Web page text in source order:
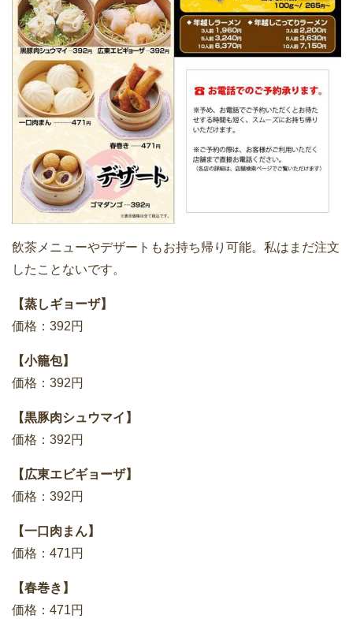
飲茶メニューやデザートもお持ち帰り可能。私はまだ注文
したことないです。
【蒸しギョーザ】
価格：392円
【小籠包】
価格：392円
【黒豚肉シュウマイ】
価格：392円
【広東エビギョーザ】
価格：392円
【一口肉まん】
価格：471円
【春巻き】
価格：471円